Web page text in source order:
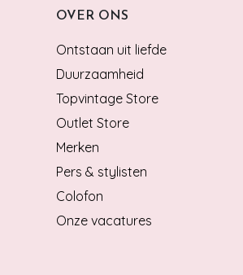
OVER ONS
Ontstaan uit liefde
Duurzaamheid
Topvintage Store
Outlet Store
Merken
Pers & stylisten
Colofon
Onze vacatures